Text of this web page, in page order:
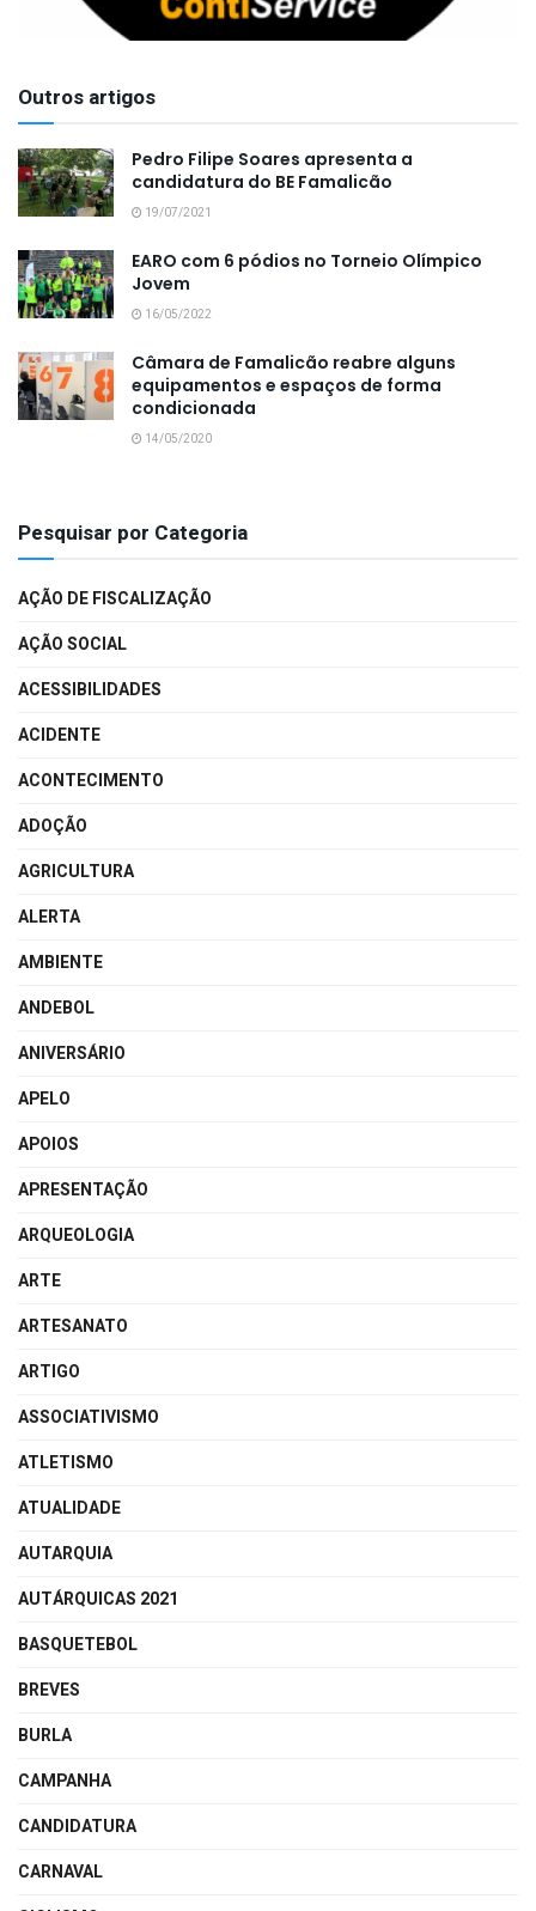
Outros artigos
Pedro Filipe Soares apresenta a
candidatura do BE Famalicão
19/07/2021
EARO com 6 pódios no Torneio Olímpico
Jovem
16/05/2022
Câmara de Famalicão reabre alguns
equipamentos e espaços de forma
condicionada
14/05/2020
Pesquisar por Categoria
AÇÃO DE FISCALIZAÇÃO
AÇÃO SOCIAL
ACESSIBILIDADES
ACIDENTE
ACONTECIMENTO
ADOÇÃO
AGRICULTURA
ALERTA
AMBIENTE
ANDEBOL
ANIVERSÁRIO
APELO
APOIOS
APRESENTAÇÃO
ARQUEOLOGIA
ARTE
ARTESANATO
ARTIGO
ASSOCIATIVISMO
ATLETISMO
ATUALIDADE
AUTARQUIA
AUTÁRQUICAS 2021
BASQUETEBOL
BREVES
BURLA
CAMPANHA
CANDIDATURA
CARNAVAL